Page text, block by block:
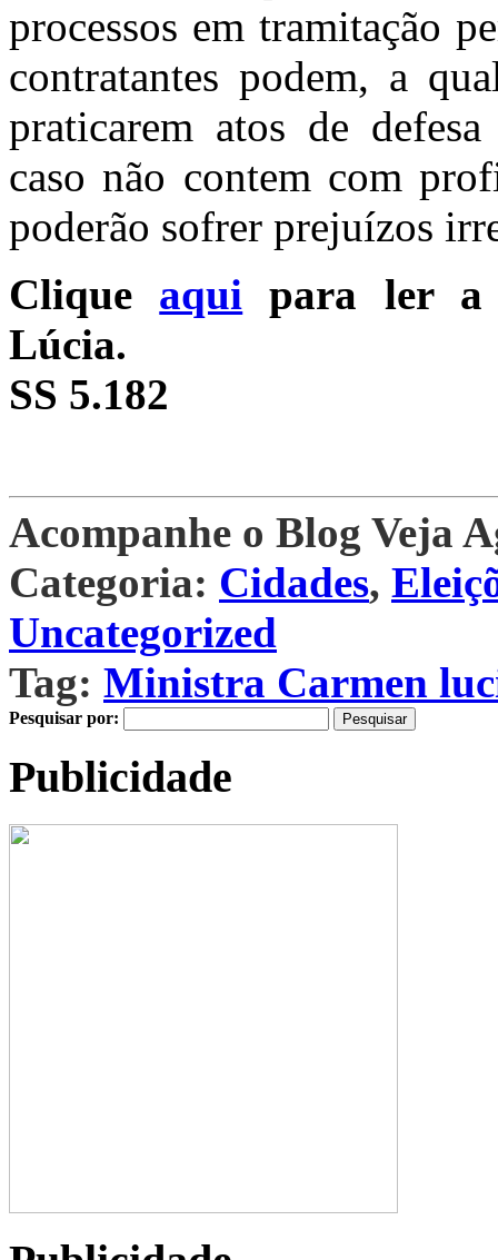
processos em tramitação
contratantes podem, a
praticarem atos de
caso não contem com
poderão sofrer prejuízos
Clique aqui para ler a
Lúcia.
SS 5.182
Acompanhe o Blog Veja
Categoria: Cidades,
Uncategorized
Tag: Ministra Carmen
Pesquisar por:
Publicidade